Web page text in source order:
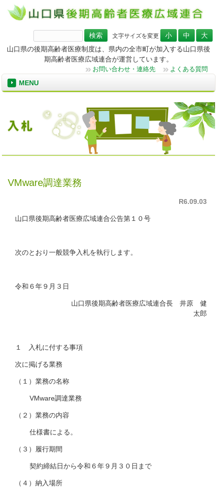
文字サイズを変更
検
索:
山口県の後期高齢者医療制度は、県内の全市町が加入する山口県後
期高齢者医療広域連合が運営しています。
お問い合わせ・連絡先 よくある質問
MENU
VMware調達業務
R6.09.03
山口県後期高齢者医療広域連合公告第１０号
次のとおり一般競争入札を執行します。
令和６年９月３日
山口県後期高齢者医療広域連合長 井原 健
太郎
１ 入札に付する事項
次に掲げる業務
（１）業務の名称
VMware調達業務
（２）業務の内容
仕様書による。
（３）履行期間
契約締結日から令和６年９月３０日まで
（４）納入場所